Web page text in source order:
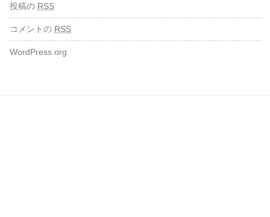
投稿の RSS
コメントの RSS
WordPress.org